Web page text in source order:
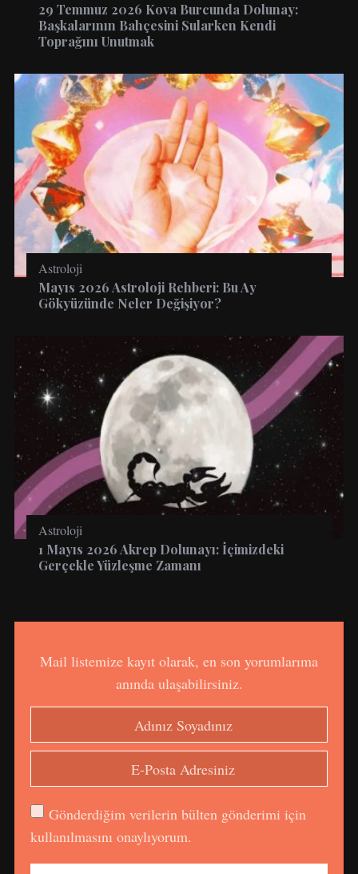
29 Temmuz 2026 Kova Burcunda Dolunay:
Başkalarının Bahçesini Sularken Kendi
Toprağını Unutmak
Astroloji
Mayıs 2026 Astroloji Rehberi: Bu Ay
Gökyüzünde Neler Değişiyor?
Astroloji
1 Mayıs 2026 Akrep Dolunayı: İçimizdeki
Gerçekle Yüzleşme Zamanı
Mail listemize kayıt olarak, en son yorumlarıma
anında ulaşabilirsiniz.
Gönderdiğim verilerin bülten gönderimi için
kullanılmasını onaylıyorum.